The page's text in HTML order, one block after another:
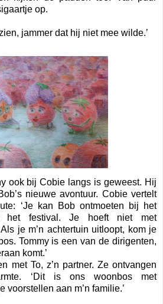
op.
jammer dat hij niet mee wilde.’
ook bij Cobie langs is geweest. Hij
nieuwe avontuur. Cobie vertelt
‘Je kan Bob ontmoeten bij het
het festival. Je hoeft niet met
je m’n achtertuin uitloopt, kom je
Tommy is een van de dirigenten,
komt.’
met To, z’n partner. Ze ontvangen
‘Dit is ons woonbos met
voorstellen aan m’n familie.’